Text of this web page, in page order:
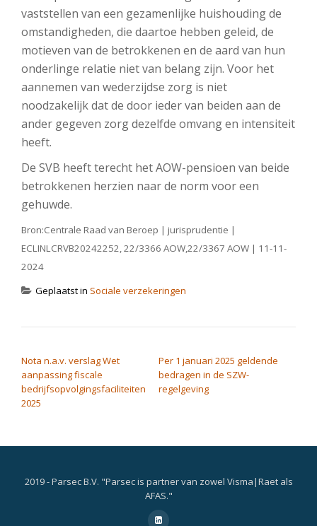
vaststellen van een gezamenlijke huishouding de
omstandigheden, die daartoe hebben geleid, de
motieven van de betrokkenen en de aard van hun
onderlinge relatie niet van belang zijn. Voor het
aannemen van wederzijdse zorg is niet
noodzakelijk dat de door ieder van beiden aan de
ander gegeven zorg dezelfde omvang en intensiteit
heeft.
De SVB heeft terecht het AOW-pensioen van beide
betrokkenen herzien naar de norm voor een
gehuwde.
Bron:Centrale Raad van Beroep | jurisprudentie |
ECLINLCRVB20242252, 22/3366 AOW,22/3367 AOW | 11-11-
2024
Geplaatst in Sociale verzekeringen
Nota n.a.v. verslag Wet
aanpassing fiscale
bedrijfsopvolgingsfaciliteiten
2025
Per 1 januari 2025 geldende
bedragen in de SZW-
regelgeving
2019 - Parsec B.V. "Parsec is partner van zowel Visma|Raet als
AFAS."
fa-